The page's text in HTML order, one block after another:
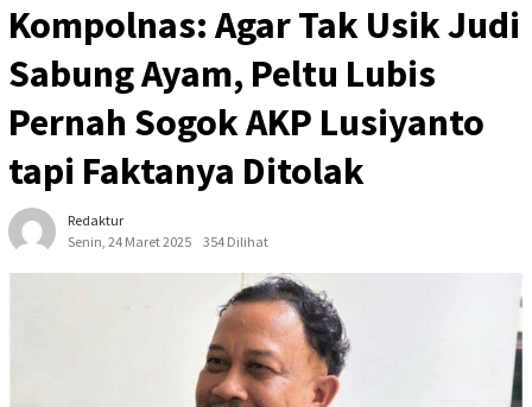
Kompolnas: Agar Tak Usik Judi
Sabung Ayam, Peltu Lubis
Pernah Sogok AKP Lusiyanto
tapi Faktanya Ditolak
Redaktur
Senin, 24 Maret 2025
354 Dilihat